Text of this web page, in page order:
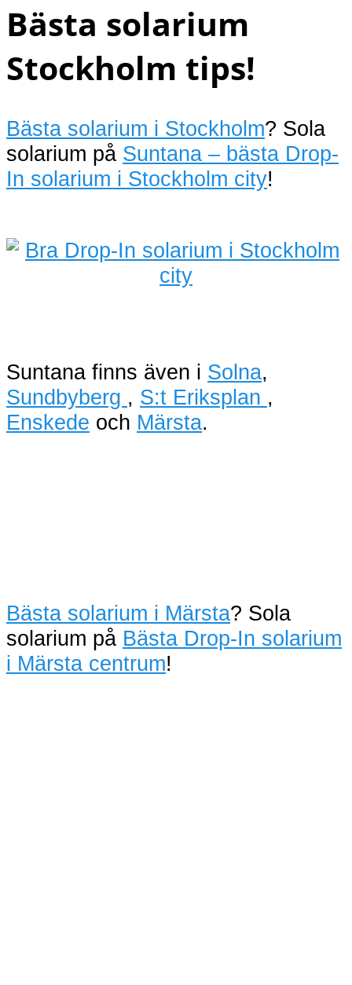
Bästa solarium
Stockholm tips!
Bästa solarium i Stockholm? Sola
solarium på Suntana – bästa Drop-
In solarium i Stockholm city!
Suntana finns även i Solna,
Sundbyberg , S:t Eriksplan ,
Enskede och Märsta.
Bästa solarium i Märsta? Sola
solarium på Bästa Drop-In solarium
i Märsta centrum!